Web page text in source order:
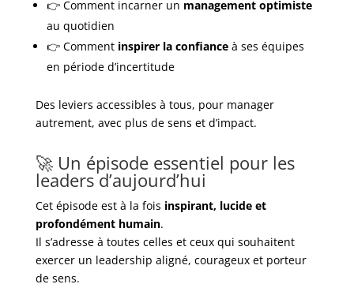
👉 Comment incarner un management optimiste
au quotidien
👉 Comment inspirer la confianceà ses équipes
en période d’incertitude
Des leviers accessibles à tous, pour manager
autrement, avec plus de sens et d’impact.
🚀 Un épisode essentiel pour les
leaders d’aujourd’hui
Cet épisode est à la fois inspirant, lucide et
profondément humain.
Il s’adresse à toutes celles et ceux qui souhaitent
exercer un leadership aligné, courageux et porteur
de sens.